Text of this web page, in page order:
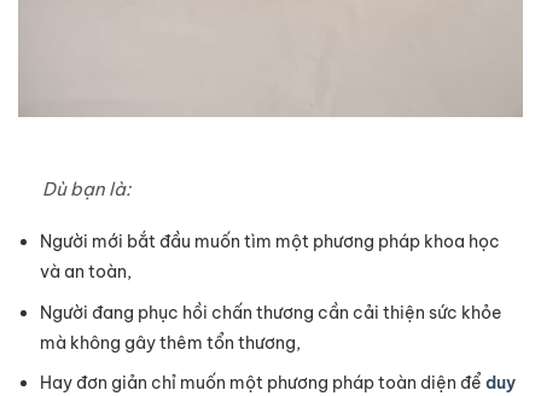
Dù bạn là:
Người mới bắt đầu muốn tìm một phương pháp khoa học
và an toàn,
Người đang phục hồi chấn thương cần cải thiện sức khỏe
mà không gây thêm tổn thương,
Hay đơn giản chỉ muốn một phương pháp toàn diện để duy